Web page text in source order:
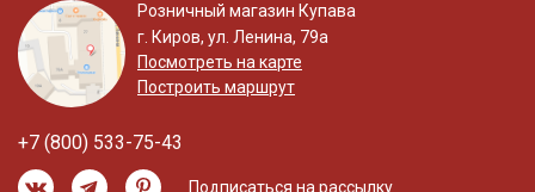
Розничный магазин Купава
г. Киров, ул. Ленина, 79а
Посмотреть на карте
Построить маршрут
+7 (800) 533-75-43
Подписаться на рассылку